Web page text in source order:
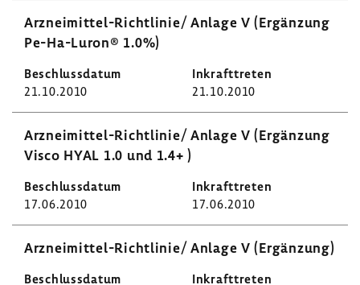
Arzneimittel-​Richtlinie/ Anlage V (Ergän­zung
Pe-​Ha-Luron® 1.0%)
21.10.2010 21.10.2010
Arzneimittel-​Richtlinie/ Anlage V (Ergän­zung
Visco HYAL 1.0 und 1.4+ )
17.06.2010 17.06.2010
Arzneimittel-​Richtlinie/ Anlage V (Ergän­zung)